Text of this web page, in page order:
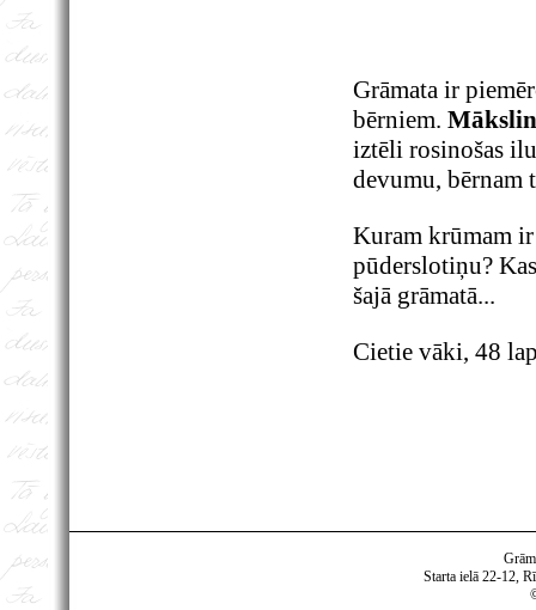
Grāmata ir
bērniem.
iztēli rosinošas
devumu, bērnam
Kuram krūmam
pūderslotiņu?
šajā grāmatā...
Cietie vāki, 48
Starta ielā 22-12,